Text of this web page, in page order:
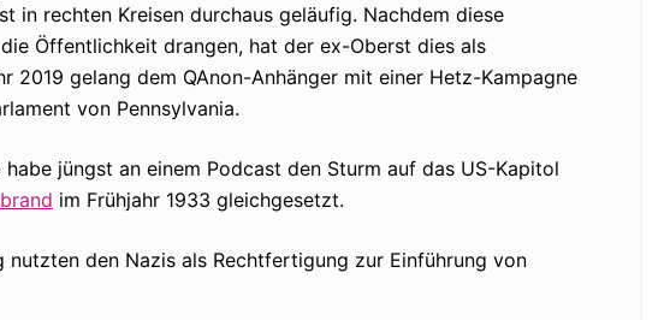
in rechten Kreisen durchaus geläufig. Nachdem diese
Öffentlichkeit drangen, hat der ex-Oberst dies als
2019 gelang dem QAnon-Anhänger mit einer Hetz-Kampagne
von Pennsylvania.
jüngst an einem Podcast den Sturm auf das US-Kapitol
im Frühjahr 1933 gleichgesetzt.
nutzten den Nazis als Rechtfertigung zur Einführung von